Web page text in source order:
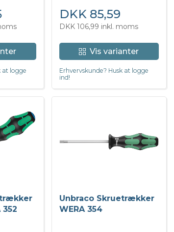
at logge
DKK 85,59
DKK 106,99 inkl. moms
Vis varianter
Erhvervskunde? Husk at logge
ind!
Unbraco Skruetrækker
WERA 354